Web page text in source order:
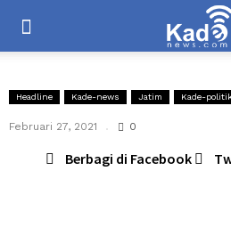
Headline Kade-news Jatim Kade-
Februari 27, 2021 0
Berbagi di Facebook